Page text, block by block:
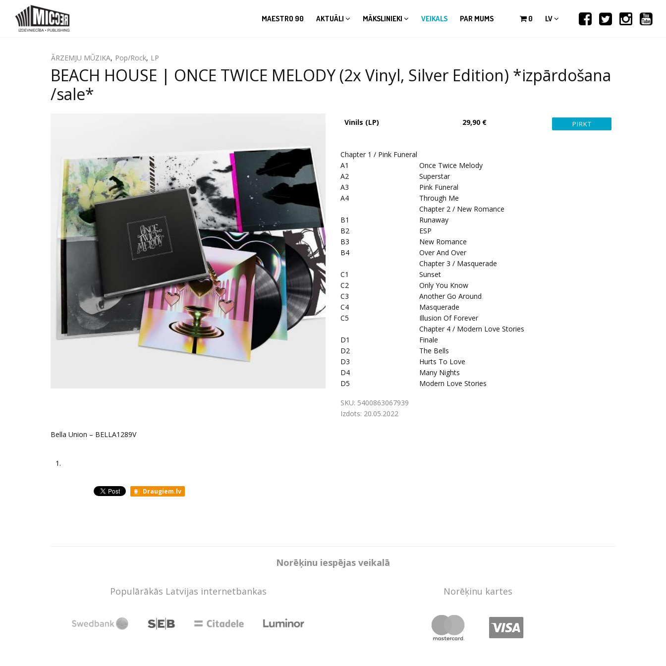
MAESTRO 90 AKTUĀLI MĀKSLINIEKI VEIKALS PAR MUMS 0 LV
ĀRZEMJU MŪZIKA, Pop/Rock, LP
BEACH HOUSE | ONCE TWICE MELODY (2x Vinyl, Silver Edition) *izpārdošana
/sale*
Vinils (LP) 29,90 €
Chapter 1 / Pink Funeral
A1
Once Twice Melody
A2
Superstar
A3
Pink Funeral
A4
Through Me
Chapter 2 / New Romance
B1
Runaway
B2
ESP
B3
New Romance
B4
Over And Over
Chapter 3 / Masquerade
C1
Sunset
C2
Only You Know
C3
Another Go Around
C4
Masquerade
C5
Illusion Of Forever
Chapter 4 / Modern Love Stories
D1
Finale
D2
The Bells
D3
Hurts To Love
D4
Many Nights
D5
Modern Love Stories
SKU: 5400863067939
Izdots: 20.05.2022
Bella Union – BELLA1289V
1.
Draugiem.lv
Norēķinu iespējas veikalā
Populārākās Latvijas internetbankas Norēķinu kartes